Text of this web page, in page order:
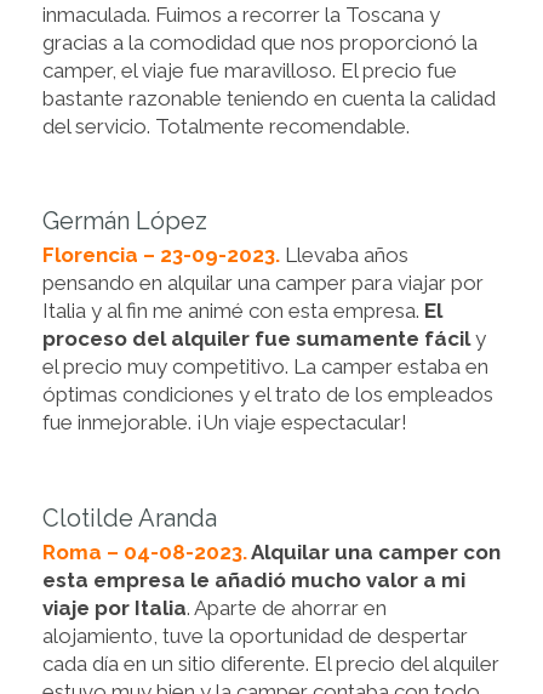
inmaculada. Fuimos a recorrer la Toscana y
gracias a la comodidad que nos proporcionó la
camper, el viaje fue maravilloso. El precio fue
bastante razonable teniendo en cuenta la calidad
del servicio. Totalmente recomendable.
Germán López
Florencia – 23-09-2023. Llevaba años
pensando en alquilar una camper para viajar por
Italia y al fin me animé con esta empresa. El
proceso del alquiler fue sumamente fácily
el precio muy competitivo. La camper estaba en
óptimas condiciones y el trato de los empleados
fue inmejorable. ¡Un viaje espectacular!
Clotilde Aranda
Roma – 04-08-2023.Alquilar una camper con
esta empresa le añadió mucho valor a mi
viaje por Italia. Aparte de ahorrar en
alojamiento, tuve la oportunidad de despertar
cada día en un sitio diferente. El precio del alquiler